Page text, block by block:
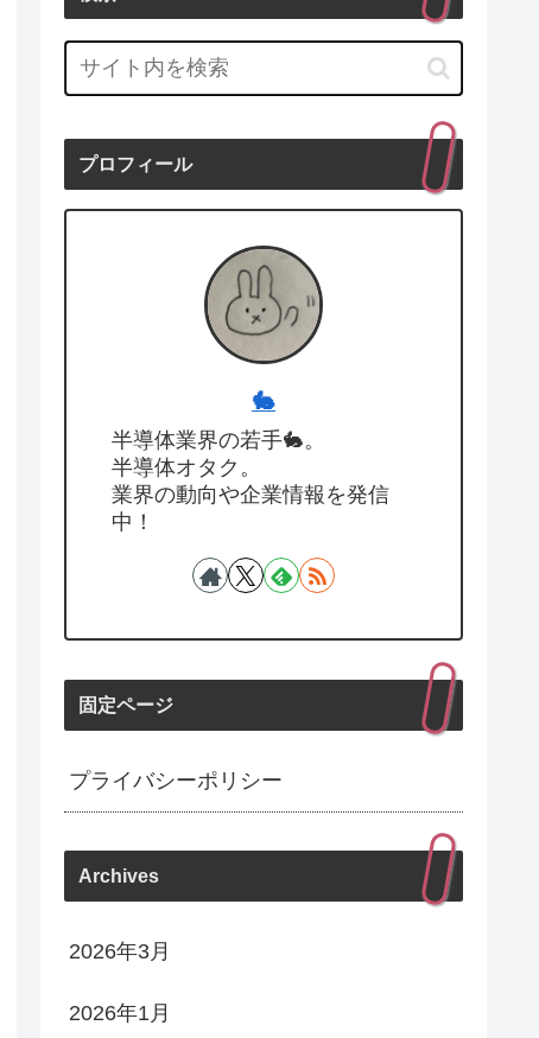
プロフィール
🐇
半導体業界の若手🐇。
半導体オタク。
業界の動向や企業情報を発信
中！
固定ページ
プライバシーポリシー
Archives
2026年3月
2026年1月